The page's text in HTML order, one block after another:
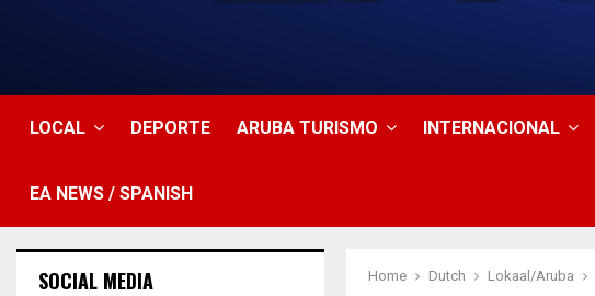
LOCAL DEPORTE ARUBA TURISMO INTERNACIONAL
EA NEWS / SPANISH
Home Dutch Lokaal/Aruba
SOCIAL MEDIA